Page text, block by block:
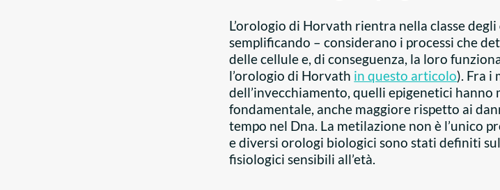
L’orologio di Horvath rientra nella classe degli
semplificando – considerano i processi che
delle cellule e, di conseguenza, la loro
l’orologio di Horvath in questo articolo). Fra i
dell’invecchiamento, quelli epigenetici
fondamentale, anche maggiore rispetto ai
tempo nel Dna. La metilazione non è l’unico
e diversi orologi biologici sono stati definiti
fisiologici sensibili all’età.